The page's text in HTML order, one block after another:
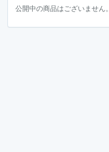
公開中の商品はございません。